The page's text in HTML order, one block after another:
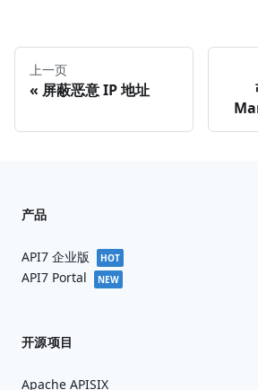
上一页
屏蔽恶意 IP 地址
产品
API7 企业版 HOT
API7 Portal NEW
开源项目
Apache APISIX